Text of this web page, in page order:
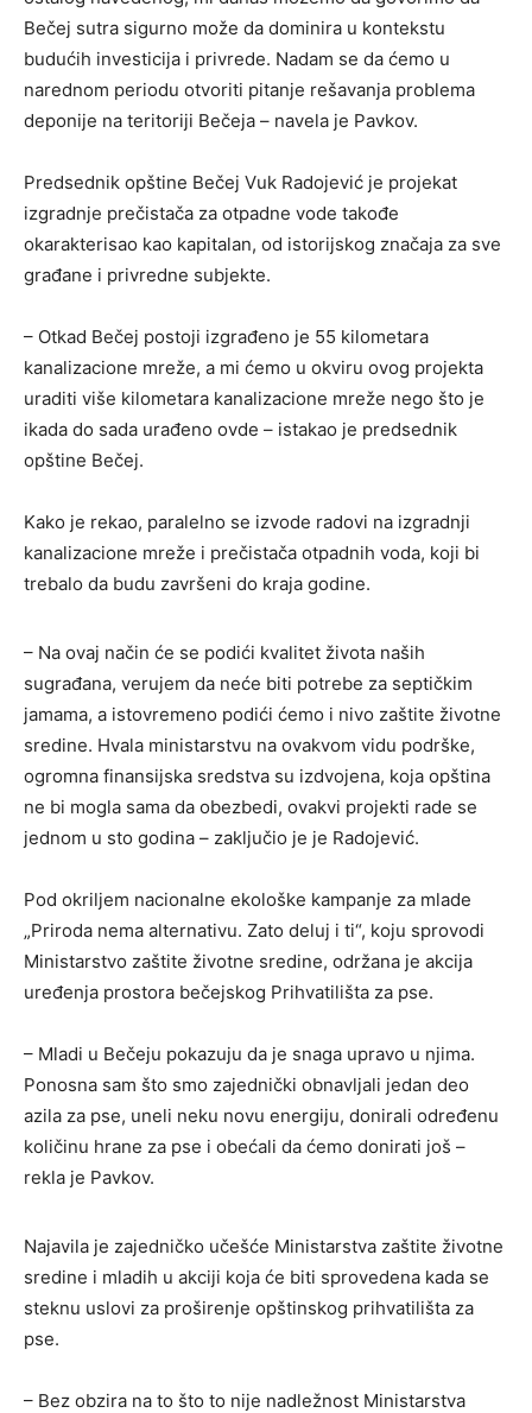
Bečej sutra sigurno može da dominira u kontekstu
budućih investicija i privrede. Nadam se da ćemo u
narednom periodu otvoriti pitanje rešavanja problema
deponije na teritoriji Bečeja – navela je Pavkov.
Predsednik opštine Bečej Vuk Radojević je projekat
izgradnje prečistača za otpadne vode takođe
okarakterisao kao kapitalan, od istorijskog značaja za sve
građane i privredne subjekte.
– Otkad Bečej postoji izgrađeno je 55 kilometara
kanalizacione mreže, a mi ćemo u okviru ovog projekta
uraditi više kilometara kanalizacione mreže nego što je
ikada do sada urađeno ovde – istakao je predsednik
opštine Bečej.
Kako je rekao, paralelno se izvode radovi na izgradnji
kanalizacione mreže i prečistača otpadnih voda, koji bi
trebalo da budu završeni do kraja godine.
– Na ovaj način će se podići kvalitet života naših
sugrađana, verujem da neće biti potrebe za septičkim
jamama, a istovremeno podići ćemo i nivo zaštite životne
sredine. Hvala ministarstvu na ovakvom vidu podrške,
ogromna finansijska sredstva su izdvojena, koja opština
ne bi mogla sama da obezbedi, ovakvi projekti rade se
jednom u sto godina – zaključio je je Radojević.
Pod okriljem nacionalne ekološke kampanje za mlade
„Priroda nema alternativu. Zato deluj i ti“, koju sprovodi
Ministarstvo zaštite životne sredine, održana je akcija
uređenja prostora bečejskog Prihvatilišta za pse.
– Mladi u Bečeju pokazuju da je snaga upravo u njima.
Ponosna sam što smo zajednički obnavljali jedan deo
azila za pse, uneli neku novu energiju, donirali određenu
količinu hrane za pse i obećali da ćemo donirati još –
rekla je Pavkov.
Najavila je zajedničko učešće Ministarstva zaštite životne
sredine i mladih u akciji koja će biti sprovedena kada se
steknu uslovi za proširenje opštinskog prihvatilišta za
pse.
– Bez obzira na to što to nije nadležnost Ministarstva